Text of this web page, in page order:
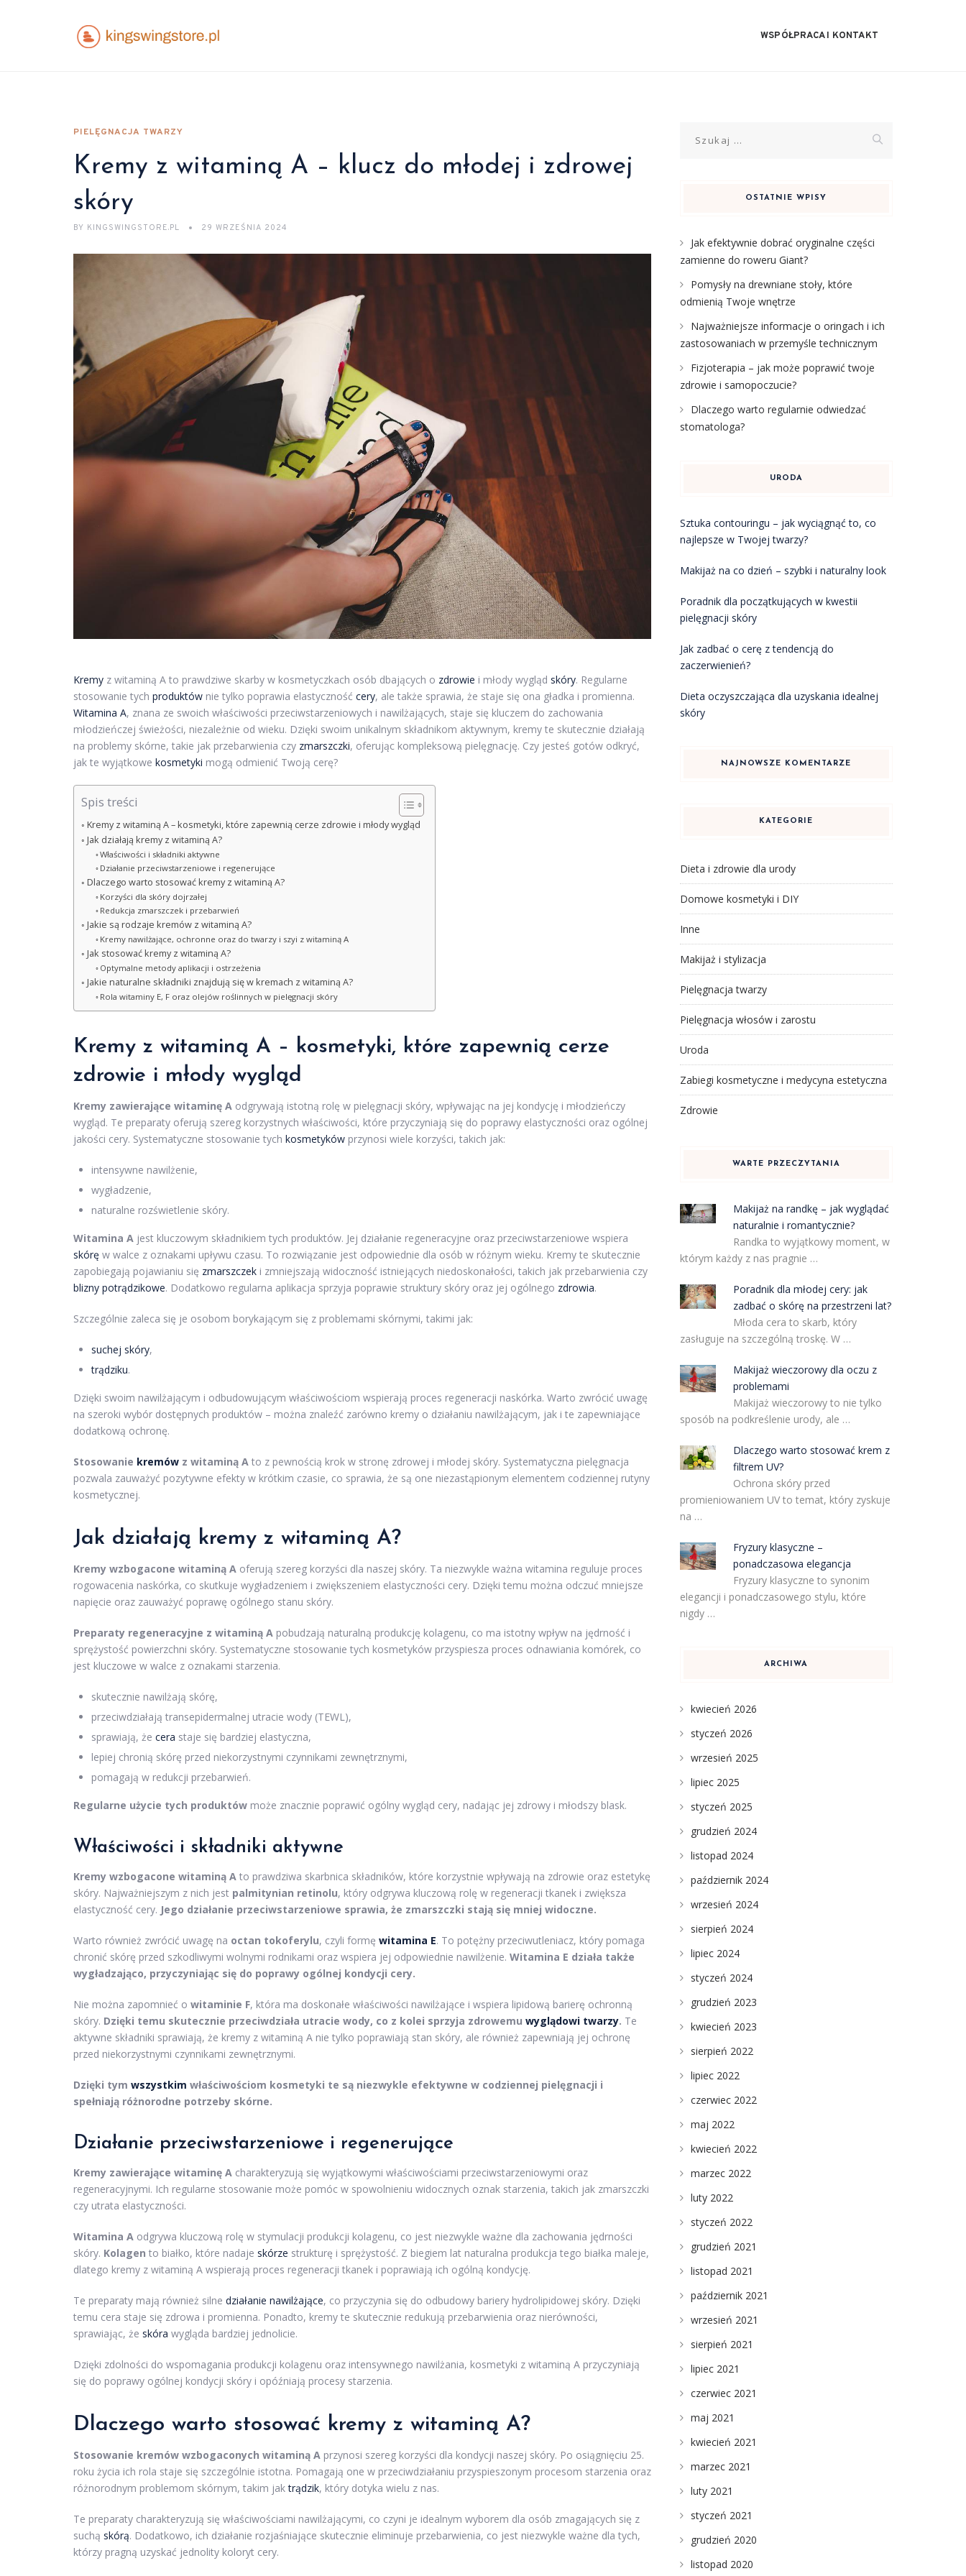
WSPÓŁPRACA I KONTAKT
PIELĘGNACJA TWARZY
Kremy z witaminą A – klucz do młodej i zdrowej
skóry
BY KINGSWINGSTORE.PL 29 WRZEŚNIA 2024
Kremy z witaminą A to prawdziwe skarby w kosmetyczkach osób dbających o zdrowie i młody wygląd skóry. Regularne
stosowanie tych produktów nie tylko poprawia elastyczność cery, ale także sprawia, że staje się ona gładka i promienna.
Witamina A, znana ze swoich właściwości przeciwstarzeniowych i nawilżających, staje się kluczem do zachowania
młodzieńczej świeżości, niezależnie od wieku. Dzięki swoim unikalnym składnikom aktywnym, kremy te skutecznie działają
na problemy skórne, takie jak przebarwienia czy zmarszczki, oferując kompleksową pielęgnację. Czy jesteś gotów odkryć,
jak te wyjątkowe kosmetyki mogą odmienić Twoją cerę?
Spis treści
Kremy z witaminą A – kosmetyki, które zapewnią cerze zdrowie i młody wygląd
Jak działają kremy z witaminą A?
Właściwości i składniki aktywne
Działanie przeciwstarzeniowe i regenerujące
Dlaczego warto stosować kremy z witaminą A?
Korzyści dla skóry dojrzałej
Redukcja zmarszczek i przebarwień
Jakie są rodzaje kremów z witaminą A?
Kremy nawilżające, ochronne oraz do twarzy i szyi z witaminą A
Jak stosować kremy z witaminą A?
Optymalne metody aplikacji i ostrzeżenia
Jakie naturalne składniki znajdują się w kremach z witaminą A?
Rola witaminy E, F oraz olejów roślinnych w pielęgnacji skóry
Kremy z witaminą A – kosmetyki, które zapewnią cerze
zdrowie i młody wygląd
Kremy zawierające witaminę A odgrywają istotną rolę w pielęgnacji skóry, wpływając na jej kondycję i młodzieńczy
wygląd. Te preparaty oferują szereg korzystnych właściwości, które przyczyniają się do poprawy elastyczności oraz ogólnej
jakości cery. Systematyczne stosowanie tych kosmetyków przynosi wiele korzyści, takich jak:
intensywne nawilżenie,
wygładzenie,
naturalne rozświetlenie skóry.
Witamina A jest kluczowym składnikiem tych produktów. Jej działanie regeneracyjne oraz przeciwstarzeniowe wspiera
skórę w walce z oznakami upływu czasu. To rozwiązanie jest odpowiednie dla osób w różnym wieku. Kremy te skutecznie
zapobiegają pojawianiu się zmarszczek i zmniejszają widoczność istniejących niedoskonałości, takich jak przebarwienia czy
blizny potrądzikowe. Dodatkowo regularna aplikacja sprzyja poprawie struktury skóry oraz jej ogólnego zdrowia.
Szczególnie zaleca się je osobom borykającym się z problemami skórnymi, takimi jak:
suchej skóry,
trądziku.
Dzięki swoim nawilżającym i odbudowującym właściwościom wspierają proces regeneracji naskórka. Warto zwrócić uwagę
na szeroki wybór dostępnych produktów – można znaleźć zarówno kremy o działaniu nawilżającym, jak i te zapewniające
dodatkową ochronę.
Stosowanie kremów z witaminą A to z pewnością krok w stronę zdrowej i młodej skóry. Systematyczna pielęgnacja
pozwala zauważyć pozytywne efekty w krótkim czasie, co sprawia, że są one niezastąpionym elementem codziennej rutyny
kosmetycznej.
Jak działają kremy z witaminą A?
Kremy wzbogacone witaminą A oferują szereg korzyści dla naszej skóry. Ta niezwykle ważna witamina reguluje proces
rogowacenia naskórka, co skutkuje wygładzeniem i zwiększeniem elastyczności cery. Dzięki temu można odczuć mniejsze
napięcie oraz zauważyć poprawę ogólnego stanu skóry.
Preparaty regeneracyjne z witaminą A pobudzają naturalną produkcję kolagenu, co ma istotny wpływ na jędrność i
sprężystość powierzchni skóry. Systematyczne stosowanie tych kosmetyków przyspiesza proces odnawiania komórek, co
jest kluczowe w walce z oznakami starzenia.
skutecznie nawilżają skórę,
przeciwdziałają transepidermalnej utracie wody (TEWL),
sprawiają, że cera staje się bardziej elastyczna,
lepiej chronią skórę przed niekorzystnymi czynnikami zewnętrznymi,
pomagają w redukcji przebarwień.
Regularne użycie tych produktów może znacznie poprawić ogólny wygląd cery, nadając jej zdrowy i młodszy blask.
Właściwości i składniki aktywne
Kremy wzbogacone witaminą A to prawdziwa skarbnica składników, które korzystnie wpływają na zdrowie oraz estetykę
skóry. Najważniejszym z nich jest palmitynian retinolu, który odgrywa kluczową rolę w regeneracji tkanek i zwiększa
elastyczność cery. Jego działanie przeciwstarzeniowe sprawia, że zmarszczki stają się mniej widoczne.
Warto również zwrócić uwagę na octan tokoferylu, czyli formę witamina E. To potężny przeciwutleniacz, który pomaga
chronić skórę przed szkodliwymi wolnymi rodnikami oraz wspiera jej odpowiednie nawilżenie. Witamina E działa także
wygładzająco, przyczyniając się do poprawy ogólnej kondycji cery.
Nie można zapomnieć o witaminie F, która ma doskonałe właściwości nawilżające i wspiera lipidową barierę ochronną
skóry. Dzięki temu skutecznie przeciwdziała utracie wody, co z kolei sprzyja zdrowemu wyglądowi twarzy. Te
aktywne składniki sprawiają, że kremy z witaminą A nie tylko poprawiają stan skóry, ale również zapewniają jej ochronę
przed niekorzystnymi czynnikami zewnętrznymi.
Dzięki tym wszystkim właściwościom kosmetyki te są niezwykle efektywne w codziennej pielęgnacji i
spełniają różnorodne potrzeby skórne.
Działanie przeciwstarzeniowe i regenerujące
Kremy zawierające witaminę A charakteryzują się wyjątkowymi właściwościami przeciwstarzeniowymi oraz
regeneracyjnymi. Ich regularne stosowanie może pomóc w spowolnieniu widocznych oznak starzenia, takich jak zmarszczki
czy utrata elastyczności.
Witamina A odgrywa kluczową rolę w stymulacji produkcji kolagenu, co jest niezwykle ważne dla zachowania jędrności
skóry. Kolagen to białko, które nadaje skórze strukturę i sprężystość. Z biegiem lat naturalna produkcja tego białka maleje,
dlatego kremy z witaminą A wspierają proces regeneracji tkanek i poprawiają ich ogólną kondycję.
Te preparaty mają również silne działanie nawilżające, co przyczynia się do odbudowy bariery hydrolipidowej skóry. Dzięki
temu cera staje się zdrowa i promienna. Ponadto, kremy te skutecznie redukują przebarwienia oraz nierówności,
sprawiając, że skóra wygląda bardziej jednolicie.
Dzięki zdolności do wspomagania produkcji kolagenu oraz intensywnego nawilżania, kosmetyki z witaminą A przyczyniają
się do poprawy ogólnej kondycji skóry i opóźniają procesy starzenia.
Dlaczego warto stosować kremy z witaminą A?
Stosowanie kremów wzbogaconych witaminą A przynosi szereg korzyści dla kondycji naszej skóry. Po osiągnięciu 25.
roku życia ich rola staje się szczególnie istotna. Pomagają one w przeciwdziałaniu przyspieszonym procesom starzenia oraz
różnorodnym problemom skórnym, takim jaktrądzik, który dotyka wielu z nas.
Te preparaty charakteryzują się właściwościami nawilżającymi, co czyni je idealnym wyborem dla osób zmagających się z
suchą skórą. Dodatkowo, ich działanie rozjaśniające skutecznie eliminuje przebarwienia, co jest niezwykle ważne dla tych,
którzy pragną uzyskać jednolity koloryt cery.
OSTATNIE WPISY
Jak efektywnie dobrać oryginalne części
zamienne do roweru Giant?
Pomysły na drewniane stoły, które
odmienią Twoje wnętrze
Najważniejsze informacje o oringach i ich
zastosowaniach w przemyśle technicznym
Fizjoterapia – jak może poprawić twoje
zdrowie i samopoczucie?
Dlaczego warto regularnie odwiedzać
stomatologa?
URODA
Sztuka contouringu – jak wyciągnąć to, co
najlepsze w Twojej twarzy?
Makijaż na co dzień – szybki i naturalny look
Poradnik dla początkujących w kwestii
pielęgnacji skóry
Jak zadbać o cerę z tendencją do
zaczerwienień?
Dieta oczyszczająca dla uzyskania idealnej
skóry
NAJNOWSZE KOMENTARZE
KATEGORIE
Dieta i zdrowie dla urody
Domowe kosmetyki i DIY
Inne
Makijaż i stylizacja
Pielęgnacja twarzy
Pielęgnacja włosów i zarostu
Uroda
Zabiegi kosmetyczne i medycyna estetyczna
Zdrowie
WARTE PRZECZYTANIA
Makijaż na randkę – jak wyglądać
naturalnie i romantycznie?
Randka to wyjątkowy moment, w
którym każdy z nas pragnie …
Poradnik dla młodej cery: jak
zadbać o skórę na przestrzeni lat?
Młoda cera to skarb, który
zasługuje na szczególną troskę. W …
Makijaż wieczorowy dla oczu z
problemami
Makijaż wieczorowy to nie tylko
sposób na podkreślenie urody, ale …
Dlaczego warto stosować krem z
filtrem UV?
Ochrona skóry przed
promieniowaniem UV to temat, który zyskuje
na …
Fryzury klasyczne –
ponadczasowa elegancja
Fryzury klasyczne to synonim
elegancji i ponadczasowego stylu, które
nigdy …
ARCHIWA
kwiecień 2026
styczeń 2026
wrzesień 2025
lipiec 2025
styczeń 2025
grudzień 2024
listopad 2024
październik 2024
wrzesień 2024
sierpień 2024
lipiec 2024
styczeń 2024
grudzień 2023
kwiecień 2023
sierpień 2022
lipiec 2022
czerwiec 2022
maj 2022
kwiecień 2022
marzec 2022
luty 2022
styczeń 2022
grudzień 2021
listopad 2021
październik 2021
wrzesień 2021
sierpień 2021
lipiec 2021
czerwiec 2021
maj 2021
kwiecień 2021
marzec 2021
luty 2021
styczeń 2021
grudzień 2020
listopad 2020